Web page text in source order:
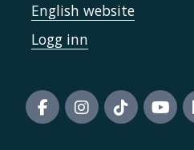
English website
Logg inn